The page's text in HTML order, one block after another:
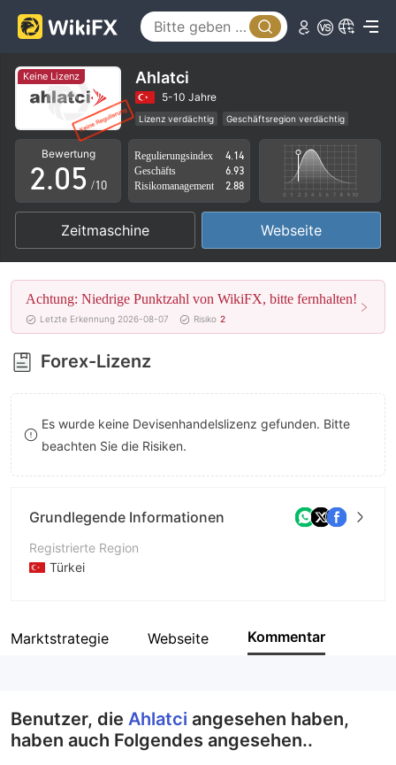
Keine Lizenz Ahlatci
5-10 Jahre
Lizenz verdächtig
Geschäftsregion verdächtig
Hohes potenzielles Risiko
Bewertung
0
1
2
3
4
5
6
7
8
9
.0
1
2
3
4
5
6
7
8
1
2
3
4
5
6
7
8
9
/10
Regulierungsindex
4.14
Geschäfts
6.93
Risikomanagement
2.88
Zeitmaschine Webseite
Achtung: Niedrige Punktzahl von WikiFX, bitte fernhalten!
Letzte Erkennung 2026-08-07 Risiko 2
Forex-Lizenz
Es wurde keine Devisenhandelslizenz gefunden. Bitte
beachten Sie die Risiken.
Grundlegende Informationen
Registrierte Region
Türkei
Unternehmen
Marktstrategie Webseite Kommentar
Benutzer, die Ahlatci angesehen haben,
haben auch Folgendes angesehen..